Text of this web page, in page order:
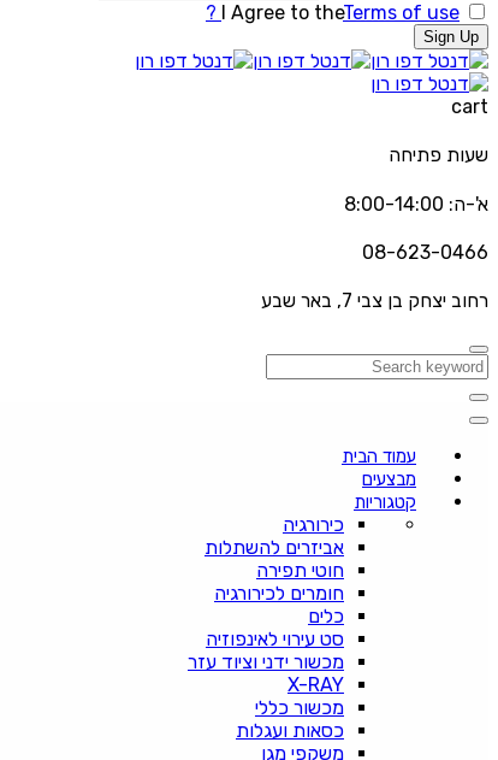
I Agree to theTerms of use ?
Sign Up
cart
שעות פתיחה
א'-ה: 8:00-14:00
08-623-0466
רחוב יצחק בן צבי 7, באר שבע
עמוד הבית
מבצעים
קטגוריות
כירורגיה
אביזרים להשתלות
חוטי תפירה
חומרים לכירורגיה
כלים
סט עירוי לאינפוזיה
מכשור ידני וציוד עזר
X-RAY
מכשור כללי
כסאות ועגלות
משקפי מגן